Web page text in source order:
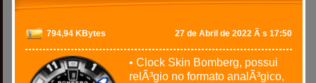
794,94 KBytes 27 de Abril de 2022 Ã s 17:50
• Clock Skin Bomberg, possui
relÃ³gio no formato analÃ³gico,